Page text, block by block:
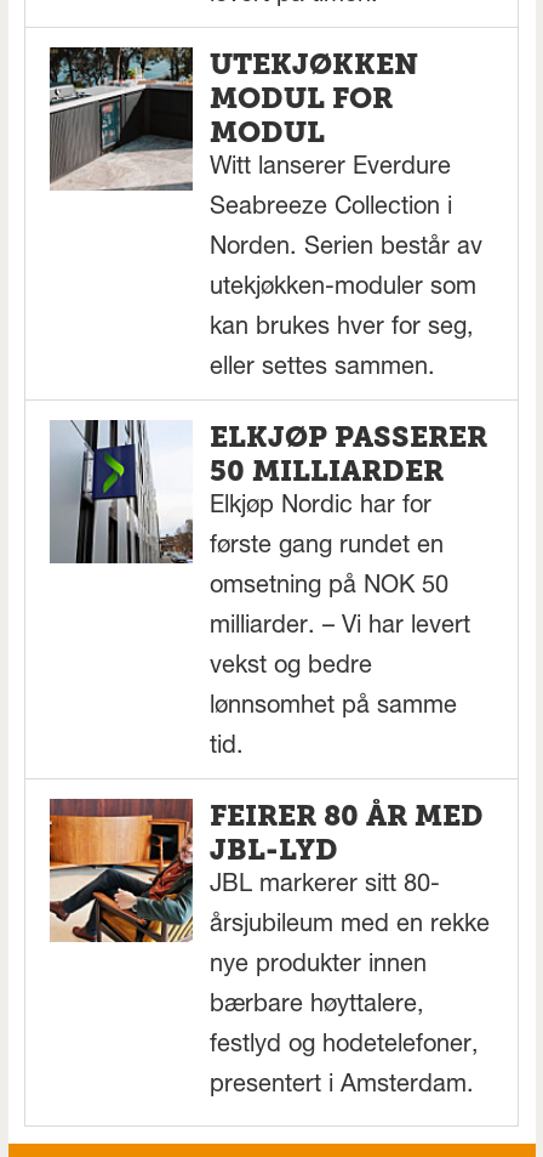
UTEKJØKKEN
MODUL FOR
MODUL
Witt lanserer Everdure
Seabreeze Collection i
Norden. Serien består av
utekjøkken-moduler som
kan brukes hver for seg,
eller settes sammen.
ELKJØP PASSERER
50 MILLIARDER
Elkjøp Nordic har for
første gang rundet en
omsetning på NOK 50
milliarder. – Vi har levert
vekst og bedre
lønnsomhet på samme
tid.
FEIRER 80 ÅR MED
JBL-LYD
JBL markerer sitt 80-
årsjubileum med en rekke
nye produkter innen
bærbare høyttalere,
festlyd og hodetelefoner,
presentert i Amsterdam.